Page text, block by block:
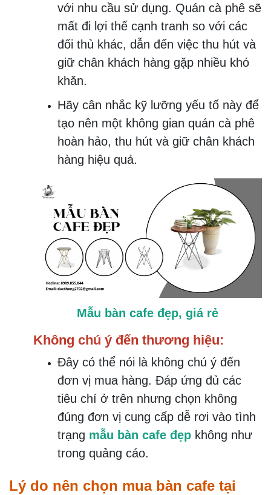
với nhu cầu sử dụng. Quán cà phê sẽ
mất đi lợi thế cạnh tranh so với các
đối thủ khác, dẫn đến việc thu hút và
giữ chân khách hàng gặp nhiều khó
khăn.
Hãy cân nhắc kỹ lưỡng yếu tố này để
tạo nên một không gian quán cà phê
hoàn hảo, thu hút và giữ chân khách
hàng hiệu quả.
Mẫu bàn cafe đẹp, giá rẻ
Không chú ý đến thương hiệu:
Đây có thể nói là không chú ý đến
đơn vị mua hàng. Đáp ứng đủ các
tiêu chí ở trên nhưng chọn không
đúng đơn vị cung cấp dễ rơi vào tình
trạng mẫu bàn cafe đẹp không như
trong quảng cáo.
Lý do nên chọn mua bàn cafe tại